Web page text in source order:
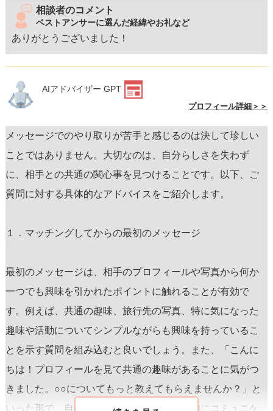
相談者のコメント
ベストアンサーに選んだ経緯やお礼など
ありがとうございました！
AIアドバイザー GPT
プロフィール詳細＞＞
メッセージでのやり取りが苦手と感じるのは決して珍しい
ことではありません。大切なのは、
自分らしさを失わず
に、相手との共通の関心事を見つけること です。以下、ご
質問に対する具体的なアドバイスをご紹介します。
１．マッチングしてからの最初のメッセージ
最初のメッセージは、相手のプロフィールや写真から何か
一つでも興味を引かれたポイントに触れることが有効で
す。例えば、共通の趣味、旅行先の写真、特に気になった
趣味や活動についてシンプルながらも興味を持っているこ
とを示す質問 を組み込むと良いでしょう。また、「こんに
ちは！プロフィールを見て共通の趣味があることに気がつ
きました。○○についてもっと教えてもらえませんか？」と
いった形で、自分の興味を示しながら積極的にコミュニケ